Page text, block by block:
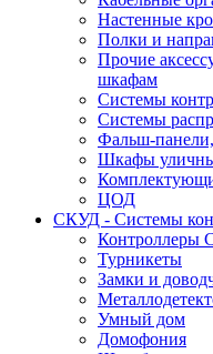
Настенные
Полки и
Прочие
шкафам
Системы
Системы
Фальш-
Шкафы
ЦОД
СКУД - Системы
Контроллеры
Турникеты
Замки и
Умный дом
Домофония